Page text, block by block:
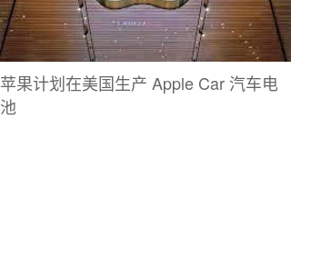
苹果计划在美国生产 Apple Car 汽车电
池